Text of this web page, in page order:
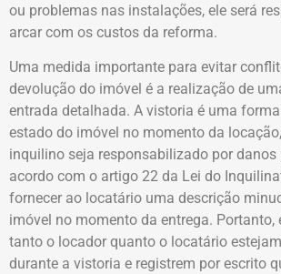
ou problemas nas instalações, ele será
arcar com os custos da reforma.
Uma medida importante para evitar
devolução do imóvel é a realização de
entrada detalhada. A vistoria é uma
estado do imóvel no momento da
inquilino seja responsabilizado por danos
acordo com o artigo 22 da Lei do
fornecer ao locatário uma descrição
imóvel no momento da entrega. Portanto,
tanto o locador quanto o locatário
durante a vistoria e registrem por escrito